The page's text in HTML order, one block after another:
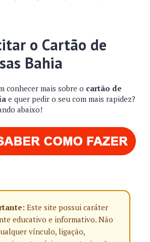
o Cartão de
Bahia
conhecer mais sobre o cartão de
e quer pedir o seu com mais rapidez?
abaixo!
Este site possui caráter
educativo e informativo. Não
vínculo, ligação,